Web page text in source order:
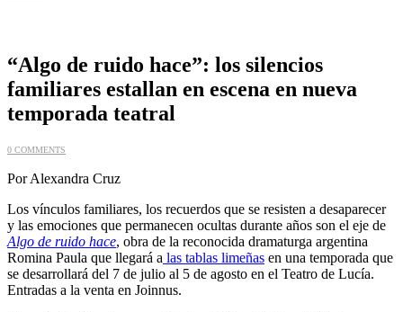
“Algo de ruido hace”: los silencios
familiares estallan en escena en nueva
temporada teatral
0 COMMENTS
Por Alexandra Cruz
Los vínculos familiares, los recuerdos que se resisten a desaparecer
y las emociones que permanecen ocultas durante años son el eje de
Algo de ruido hace, obra de la reconocida dramaturga argentina
Romina Paula que llegará a las tablas limeñas en una temporada que
se desarrollará del 7 de julio al 5 de agosto en el Teatro de Lucía.
Entradas a la venta en Joinnus.